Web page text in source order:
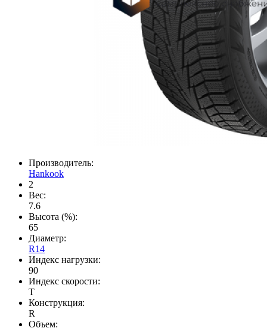
Производитель:
Hankook
2
Вес:
7.6
Высота (%):
65
Диаметр:
R14
Индекс нагрузки:
90
Индекс скорости:
T
Конструкция:
R
Объем: